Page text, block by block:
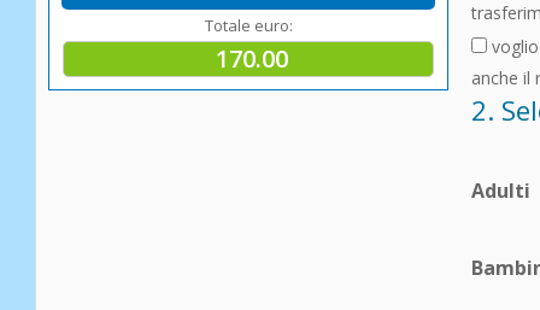
Totale euro:
170.00
anche il
2.
Adulti